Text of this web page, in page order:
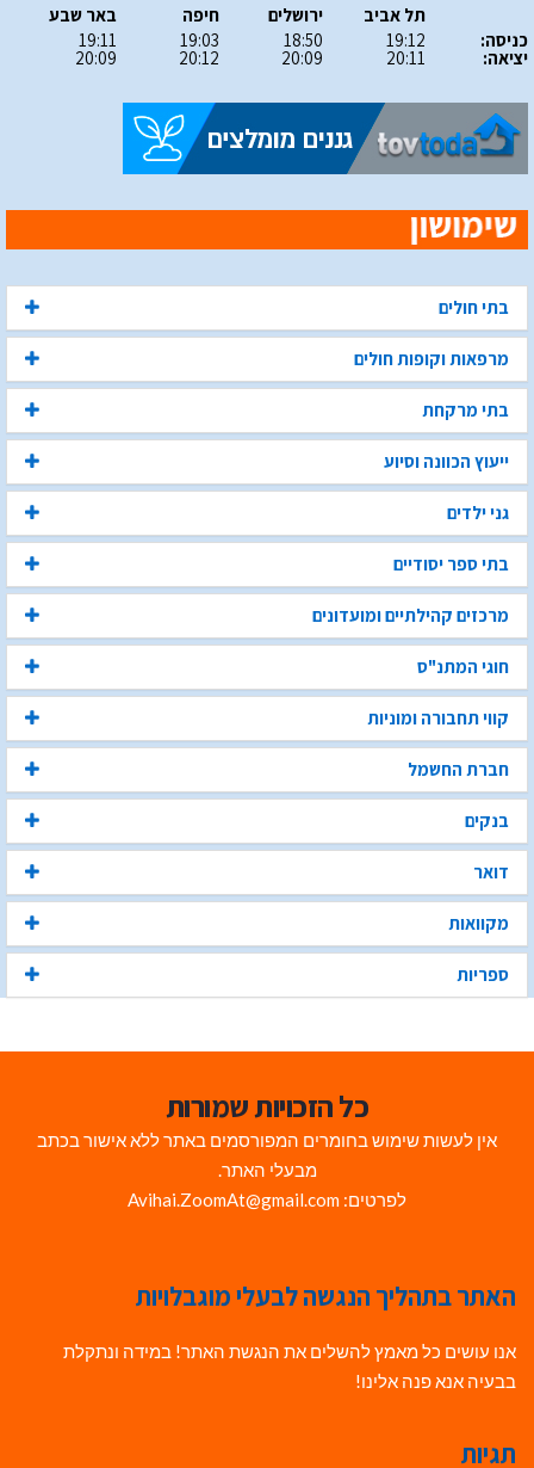
כניסה:
יציאה:
תל אביב
19:12
20:11
ירושלים
18:50
20:09
חיפה
19:03
20:12
באר שבע
19:11
20:09
בתי חולים
מרפאות וקופות חולים
בתי מרקחת
ייעוץ הכוונה וסיוע
גני ילדים
בתי ספר יסודיים
מרכזים קהילתיים ומועדונים
חוגי המתנ"ס
קווי תחבורה ומוניות
חברת החשמל
בנקים
דואר
מקוואות
ספריות
כל הזכויות שמורות
אין לעשות שימוש בחומרים המפורסמים באתר ללא אישור בכתב
מבעלי האתר.
לפרטים: Avihai.ZoomAt@gmail.com
האתר בתהליך הנגשה לבעלי מוגבלויות
אנו עושים כל מאמץ להשלים את הנגשת האתר! במידה ונתקלת
בבעיה אנא פנה אלינו!
תגיות